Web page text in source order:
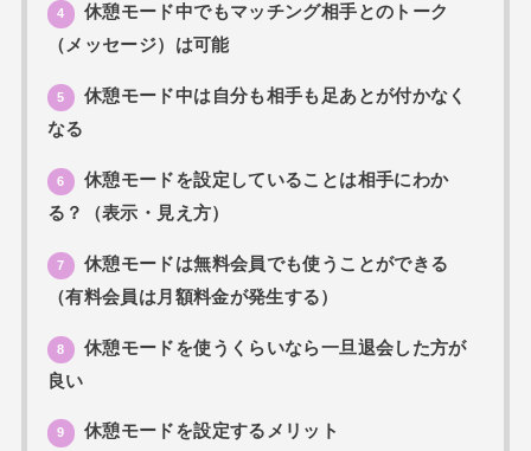
4
休憩モード中でもマッチング相手とのトーク
（メッセージ）は可能
5
休憩モード中は自分も相手も足あとが付かなく
なる
6
休憩モードを設定していることは相手にわか
る？（表示・見え方）
7
休憩モードは無料会員でも使うことができる
（有料会員は月額料金が発生する）
8
休憩モードを使うくらいなら一旦退会した方が
良い
9 休憩モードを設定するメリット